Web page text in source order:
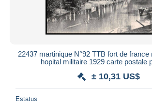
22437 martinique N°92 TTB fort de
hopital militaire 1929 carte postale
± 10,31 US$
Estatus